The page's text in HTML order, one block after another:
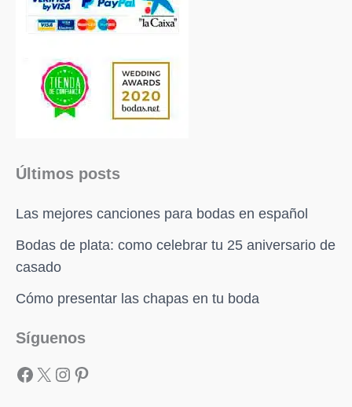
Últimos posts
Las mejores canciones para bodas en español
Bodas de plata: como celebrar tu 25 aniversario de
casado
Cómo presentar las chapas en tu boda
Síguenos